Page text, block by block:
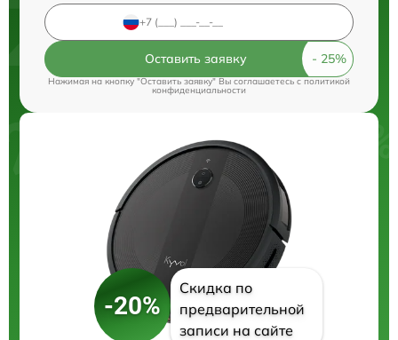
Оставить заявку
Нажимая на кнопку "Оставить заявку" Вы соглашаетесь cполитикой
конфиденциальности
-20%
Скидка по
предварительной
записи на сайте